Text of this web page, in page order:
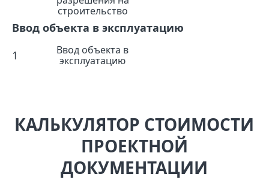
строительство
Ввод объекта в эксплуатацию
1
Ввод объекта в
эксплуатацию
КАЛЬКУЛЯТОР СТОИМОСТИ
ПРОЕКТНОЙ
ДОКУМЕНТАЦИИ